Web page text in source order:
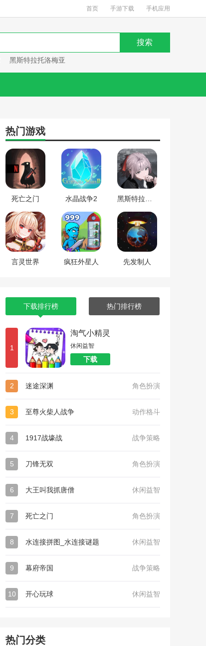
首页 手游下载 手机应用
黑斯特拉托洛梅亚
热门游戏
死亡之门 水晶战争2
言灵世界 疯狂外星人 先发制人
下载排行榜 热门排行榜
1
淘气小精灵
休闲益智
下载
2 迷途深渊 角色扮演
3 至尊火柴人战争 动作格斗
4 1917战壕战 战争策略
5 刀锋无双 角色扮演
6 大王叫我抓唐僧 休闲益智
7 死亡之门 角色扮演
8 水连接拼图_水连接谜题 休闲益智
9 幕府帝国 战争策略
10 开心玩球 休闲益智
热门分类